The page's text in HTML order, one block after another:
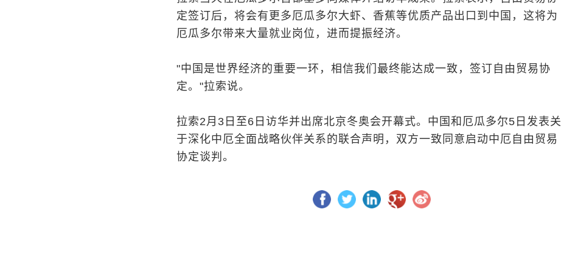
定签订后，将会有更多厄瓜多尔大虾、香蕉等优质产品出口到中国，这将为
厄瓜多尔带来大量就业岗位，进而提振经济。
"中国是世界经济的重要一环，相信我们最终能达成一致，签订自由贸易协
定。"拉索说。
拉索2月3日至6日访华并出席北京冬奥会开幕式。中国和厄瓜多尔5日发表关
于深化中厄全面战略伙伴关系的联合声明，双方一致同意启动中厄自由贸易
协定谈判。